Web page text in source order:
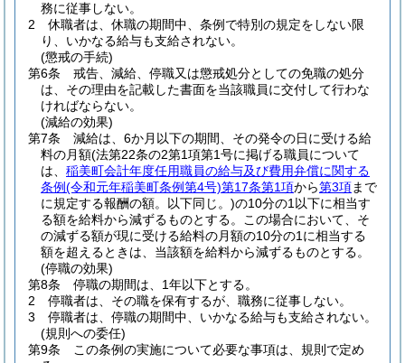
務に従事しない。
2
休職者は、休職の期間中、条例で特別の規定をしない限
り、いかなる給与も支給されない。
(懲戒の手続)
第6条
戒告、減給、停職又は懲戒処分としての免職の処分
は、その理由を記載した書面を当該職員に交付して行わな
ければならない。
(減給の効果)
第7条
減給は、6か月以下の期間、その発令の日に受ける給
料の月額(法第22条の2第1項第1号に掲げる職員について
は、 稲美町会計年度任用職員の給与及び費用弁償に関する
条例(令和元年稲美町条例第4号)第17条第1項から第3項まで
に規定する報酬の額。以下同じ。)の10分の1以下に相当す
る額を給料から減ずるものとする。
この場合において、そ
の減ずる額が現に受ける給料の月額の10分の1に相当する
額を超えるときは、当該額を給料から減ずるものとする。
(停職の効果)
第8条
停職の期間は、1年以下とする。
2
停職者は、その職を保有するが、職務に従事しない。
3
停職者は、停職の期間中、いかなる給与も支給されない。
(規則への委任)
第9条
この条例の実施について必要な事項は、規則で定め